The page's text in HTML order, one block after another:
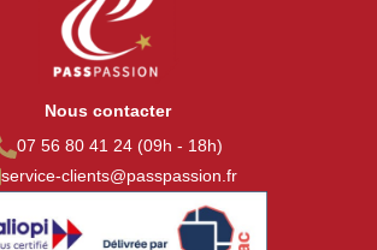
Nous contacter
07 56 80 41 24 (09h - 18h)
service-clients@passpassion.fr